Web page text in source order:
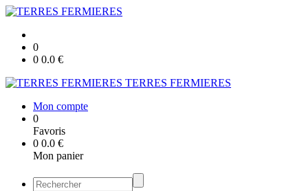
0
0 0.0 €
TERRES FERMIERES
Mon compte
0
Favoris
0 0.0 €
Mon panier